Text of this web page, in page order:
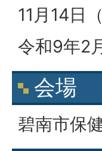
11月14日
令和9年2
会場
碧南市保